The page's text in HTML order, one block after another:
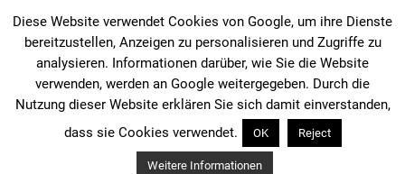
Inhalt
springen
Diese Website verwendet Cookies von Google, um ihre Dienste
bereitzustellen, Anzeigen zu personalisieren und Zugriffe zu
analysieren. Informationen darüber, wie Sie die Website
verwenden, werden an Google weitergegeben. Durch die
Nutzung dieser Website erklären Sie sich damit einverstanden,
dass sie Cookies verwendet.
OK Reject
Weitere Informationen